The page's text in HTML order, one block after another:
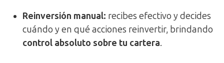
Reinversión manual: recibes efectivo y decides
cuándo y en qué acciones reinvertir, brindando
control absoluto sobre tu cartera.